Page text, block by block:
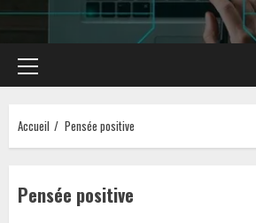
Menu
principal
Accueil Pensée positive
Pensée positive